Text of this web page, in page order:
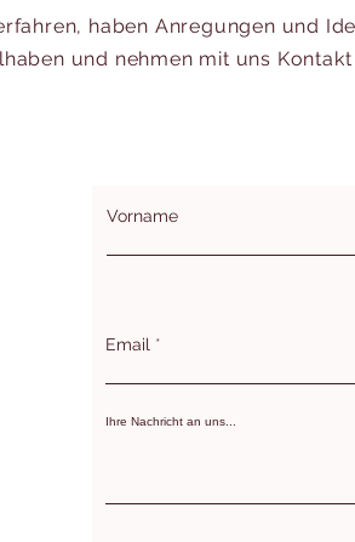
haben Anregungen und
und nehmen mit uns Kontakt
Vorname
Email
Ihre Nachricht an uns...